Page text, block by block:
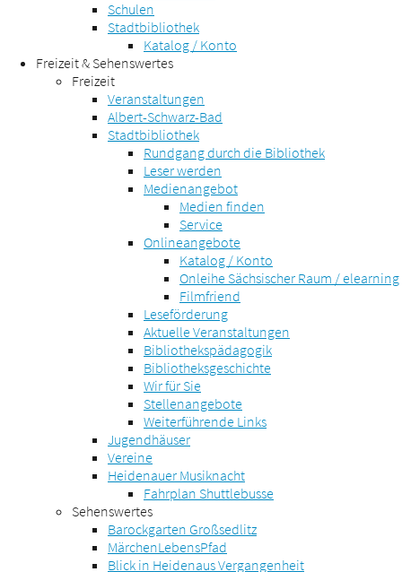
Schulen
Stadtbibliothek
Katalog / Konto
Freizeit & Sehenswertes
Freizeit
Veranstaltungen
Albert-Schwarz-Bad
Stadtbibliothek
Rundgang durch die Bibliothek
Leser werden
Medienangebot
Medien finden
Service
Onlineangebote
Katalog / Konto
Onleihe Sächsischer Raum / elearning
Filmfriend
Leseförderung
Aktuelle Veranstaltungen
Bibliothekspädagogik
Bibliotheksgeschichte
Wir für Sie
Stellenangebote
Weiterführende Links
Jugendhäuser
Vereine
Heidenauer Musiknacht
Fahrplan Shuttlebusse
Sehenswertes
Barockgarten Großsedlitz
MärchenLebensPfad
Blick in Heidenaus Vergangenheit